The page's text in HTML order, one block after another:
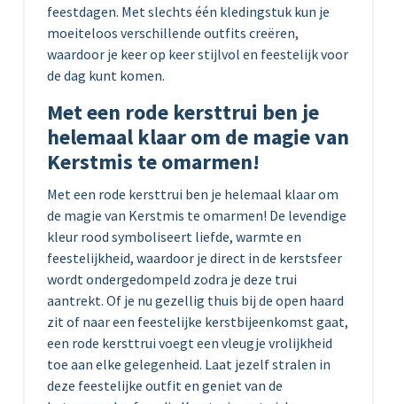
feestdagen. Met slechts één kledingstuk kun je
moeiteloos verschillende outfits creëren,
waardoor je keer op keer stijlvol en feestelijk voor
de dag kunt komen.
Met een rode kersttrui ben je
helemaal klaar om de magie van
Kerstmis te omarmen!
Met een rode kersttrui ben je helemaal klaar om
de magie van Kerstmis te omarmen! De levendige
kleur rood symboliseert liefde, warmte en
feestelijkheid, waardoor je direct in de kerstsfeer
wordt ondergedompeld zodra je deze trui
aantrekt. Of je nu gezellig thuis bij de open haard
zit of naar een feestelijke kerstbijeenkomst gaat,
een rode kersttrui voegt een vleugje vrolijkheid
toe aan elke gelegenheid. Laat jezelf stralen in
deze feestelijke outfit en geniet van de